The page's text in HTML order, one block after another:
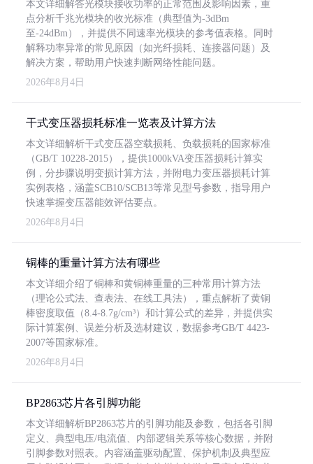
本文详细解答光模块接收功率的正常范围及影响因素，重
点分析千兆光模块的收光标准（典型值为-3dBm
至-24dBm），并提供不同速率光模块的参考值表格。同时
解释功率异常的常见原因（如光纤损耗、连接器问题）及
解决方案，帮助用户快速判断网络性能问题。
2026年8月4日
干式变压器损耗标准一览表及计算方法
本文详细解析干式变压器空载损耗、负载损耗的国家标准
（GB/T 10228-2015），提供1000kVA变压器损耗计算实
例，分步骤说明变损计算方法，并附电力变压器损耗计算
实例表格，涵盖SCB10/SCB13等常见型号参数，指导用户
快速掌握变压器能效评估要点。
2026年8月4日
铜棒的重量计算方法有哪些
本文详细介绍了铜棒和黄铜棒重量的三种常用计算方法
（理论公式法、查表法、在线工具法），重点解析了黄铜
棒密度取值（8.4-8.7g/cm³）和计算公式的差异，并提供实
际计算案例、误差分析及选材建议，数据参考GB/T 4423-
2007等国家标准。
2026年8月4日
BP2863芯片各引脚功能
本文详细解析BP2863芯片的引脚功能及参数，包括各引脚
定义、典型电压/电流值、内部逻辑关系等核心数据，并附
引脚参数对照表。内容涵盖驱动配置、保护机制及典型应